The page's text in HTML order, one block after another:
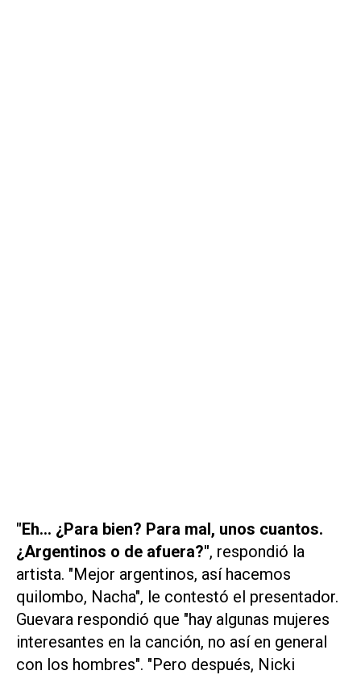
"Eh... ¿Para bien? Para mal, unos cuantos.
¿Argentinos o de afuera?", respondió la
artista. "Mejor argentinos, así hacemos
quilombo, Nacha", le contestó el presentador.
Guevara respondió que "hay algunas mujeres
interesantes en la canción, no así en general
con los hombres". "Pero después, Nicki